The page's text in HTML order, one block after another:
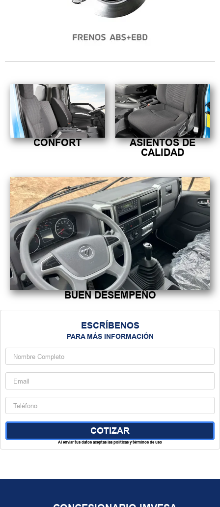
ESCRÍBENOS
PARA MÁS INFORMACIÓN
Al enviar tus datos aceptas las políticas y términos de uso
CONFORT
ASIENTOS DE
CALIDAD
BUEN DESEMPEÑO